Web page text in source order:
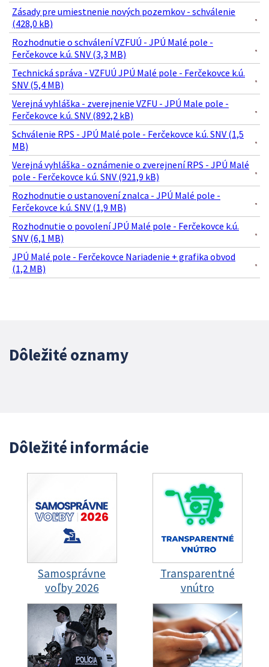
Zásady pre umiestnenie nových pozemkov - schválenie
(428,0 kB)
Rozhodnutie o schválení VZFUÚ - JPÚ Malé pole -
Ferčekovce k.ú. SNV (3,3 MB)
Technická správa - VZFUÚ JPÚ Malé pole - Ferčekovce k.ú.
SNV (5,4 MB)
Verejná vyhláška - zverejnenie VZFU - JPÚ Male pole -
Ferčekovce k.ú. SNV (892,2 kB)
Schválenie RPS - JPÚ Malé pole - Ferčekovce k.ú. SNV (1,5
MB)
Verejná vyhláška - oznámenie o zverejnení RPS - JPÚ Malé
pole - Ferčekovce k.ú. SNV (921,9 kB)
Rozhodnutie o ustanovení znalca - JPÚ Malé pole -
Ferčekovce k.ú. SNV (1,9 MB)
Rozhodnutie o povolení JPÚ Malé pole - Ferčekovce k.ú.
SNV (6,1 MB)
JPÚ Malé pole - Ferčekovce Nariadenie + grafika obvod
(1,2 MB)
Dôležité oznamy
Dôležité informácie
Samosprávne
voľby 2026
Transparentné
vnútro